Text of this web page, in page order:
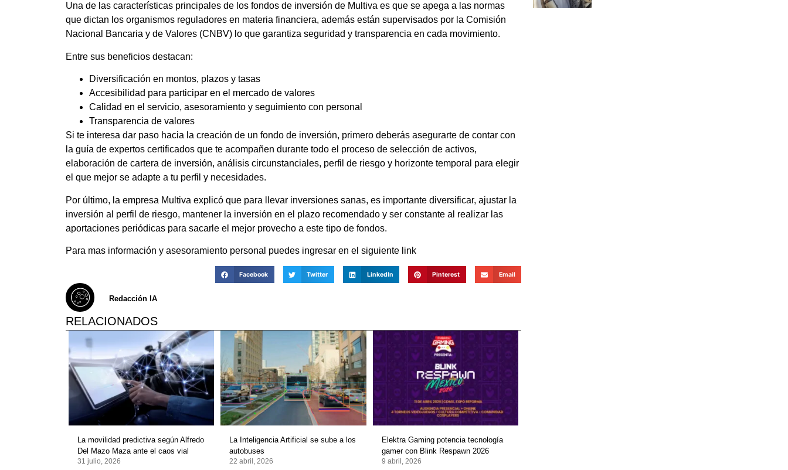
Una de las características principales de los fondos de inversión de Multiva es que se apega a las normas
que dictan los organismos reguladores en materia financiera, además están supervisados por la Comisión
Nacional Bancaria y de Valores (CNBV) lo que garantiza seguridad y transparencia en cada movimiento.
Entre sus beneficios destacan:
Diversificación en montos, plazos y tasas
Accesibilidad para participar en el mercado de valores
Calidad en el servicio, asesoramiento y seguimiento con personal
Transparencia de valores
Si te interesa dar paso hacia la creación de un fondo de inversión, primero deberás asegurarte de contar con
la guía de expertos certificados que te acompañen durante todo el proceso de selección de activos,
elaboración de cartera de inversión, análisis circunstanciales, perfil de riesgo y horizonte temporal para elegir
el que mejor se adapte a tu perfil y necesidades.
Por último, la empresa Multiva explicó que para llevar inversiones sanas, es importante diversificar, ajustar la
inversión al perfil de riesgo, mantener la inversión en el plazo recomendado y ser constante al realizar las
aportaciones periódicas para sacarle el mejor provecho a este tipo de fondos.
Para mas información y asesoramiento personal puedes ingresar en el siguiente link
Facebook Twitter LinkedIn Pinterest Email
Redacción IA
RELACIONADOS
La movilidad predictiva según Alfredo
Del Mazo Maza ante el caos vial
31 julio, 2026
La Inteligencia Artificial se sube a los
autobuses
22 abril, 2026
Elektra Gaming potencia tecnología
gamer con Blink Respawn 2026
9 abril, 2026